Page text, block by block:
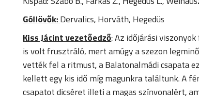
Góllövők:Dervalics, Horváth, Hegedüs
Kiss Jácint vezetőedző: Az időjárási
is volt frusztráló, mert amúgy a szezon
vették fel a ritmust, a Balatonalmádi csapata
kellett egy kis idő míg magunkra találtunk. A
csapatot dicséret illeti a magas színvonalért,